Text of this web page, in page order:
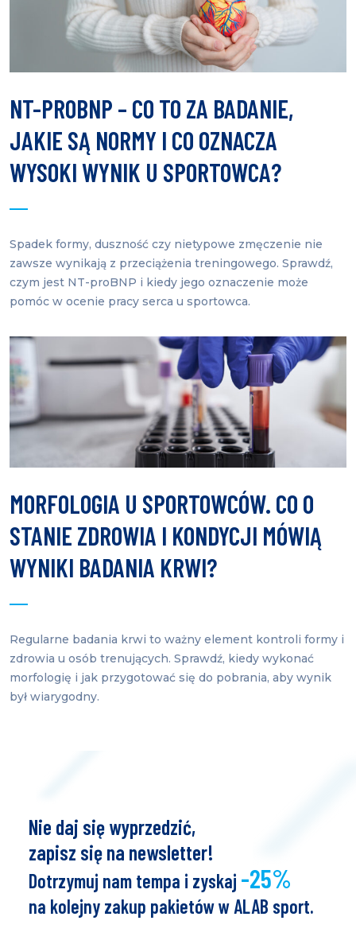
NT-PROBNP – CO TO ZA BADANIE,
JAKIE SĄ NORMY I CO OZNACZA
WYSOKI WYNIK U SPORTOWCA?
Spadek formy, duszność czy nietypowe zmęczenie nie
zawsze wynikają z przeciążenia treningowego. Sprawdź,
czym jest NT-proBNP i kiedy jego oznaczenie może
pomóc w ocenie pracy serca u sportowca.
MORFOLOGIA U SPORTOWCÓW. CO O
STANIE ZDROWIA I KONDYCJI MÓWIĄ
WYNIKI BADANIA KRWI?
Regularne badania krwi to ważny element kontroli formy i
zdrowia u osób trenujących. Sprawdź, kiedy wykonać
morfologię i jak przygotować się do pobrania, aby wynik
był wiarygodny.
Nie daj się wyprzedzić,
zapisz się na newsletter!
Dotrzymuj nam tempa i zyskaj -25%
na kolejny zakup pakietów w ALAB sport.